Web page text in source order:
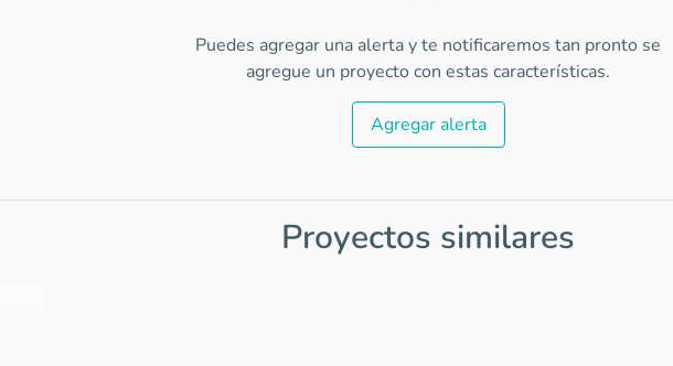
Puedes agregar una alerta y te notificaremos tan pronto se
agregue un proyecto con estas características.
Agregar alerta
Proyectos similares